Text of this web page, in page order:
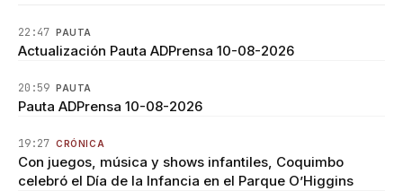
22:47 PAUTA
Actualización Pauta ADPrensa 10-08-2026
20:59 PAUTA
Pauta ADPrensa 10-08-2026
19:27 CRÓNICA
Con juegos, música y shows infantiles, Coquimbo
celebró el Día de la Infancia en el Parque O’Higgins